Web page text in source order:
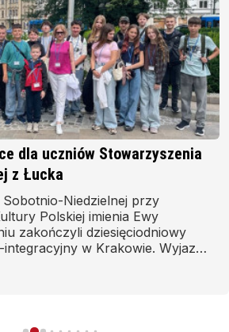
dla uczniów Stowarzyszenia
z Łucka
Sobotnio-Niedzielnej przy
Polskiej imienia Ewy
zakończyli dziesięciodniowy
w Krakowie. Wyjazd
«Podarujmy Lato